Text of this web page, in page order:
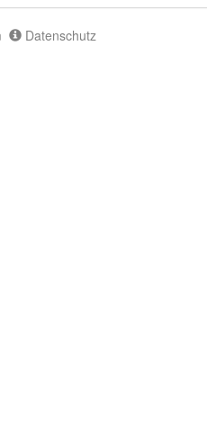
Datenschutz